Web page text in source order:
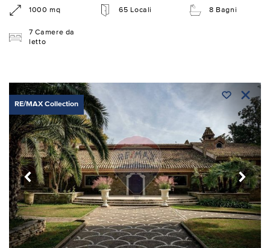
1000 mq 65 Locali 8 Bagni
7 Camere da
letto
RE/MAX Collection